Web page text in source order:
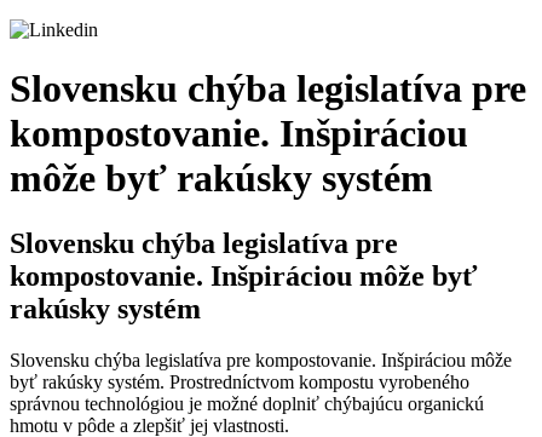
Slovensku chýba legislatíva pre
kompostovanie. Inšpiráciou
môže byť rakúsky systém
Slovensku chýba legislatíva pre
kompostovanie. Inšpiráciou môže byť
rakúsky systém
Slovensku chýba legislatíva pre kompostovanie. Inšpiráciou môže
byť rakúsky systém. Prostredníctvom kompostu vyrobeného
správnou technológiou je možné doplniť chýbajúcu organickú
hmotu v pôde a zlepšiť jej vlastnosti.